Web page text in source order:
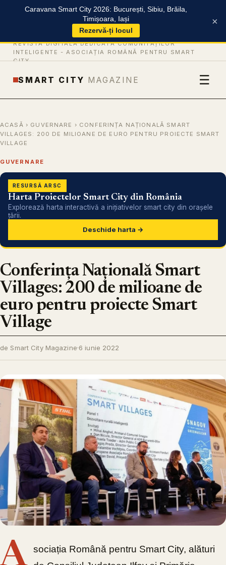
Caravana Smart City 2026: București, Sibiu, Brăila,
Timișoara, Iași
Rezervă-ți locul
×
REVISTĂ DIGITALĂ DEDICATĂ COMUNITĂȚILOR
INTELIGENTE - ASOCIAȚIA ROMÂNĂ PENTRU SMART
CITY
SMART CITY MAGAZINE ☰
ACASĂ › GUVERNARE › CONFERINȚA NAȚIONALĂ SMART
VILLAGES: 200 DE MILIOANE DE EURO PENTRU PROIECTE SMART
VILLAGE
GUVERNARE
RESURSĂ ARSC
Harta Proiectelor Smart City din România
Explorează harta interactivă a inițiativelor smart city din orașele
țării.
Deschide harta →
Conferința Națională Smart
Villages: 200 de milioane de
euro pentru proiecte Smart
Village
de Smart City Magazine·6 iunie 2022
A sociația Română pentru Smart City, alături